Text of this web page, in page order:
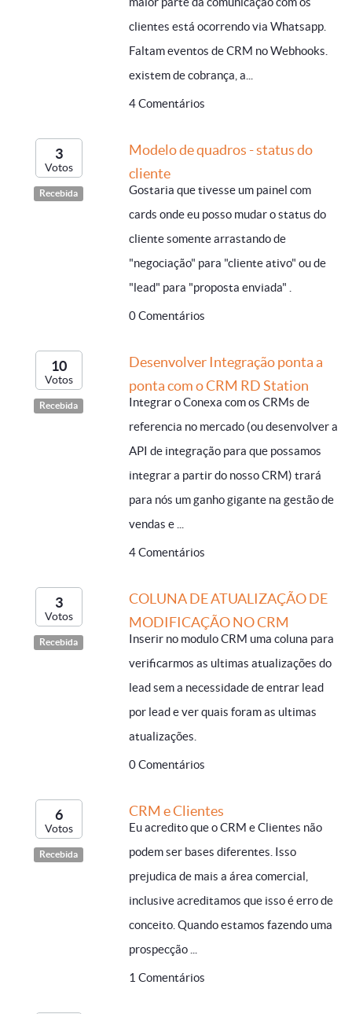
clientes está ocorrendo via Whatsapp.
Faltam eventos de CRM no Webhooks.
existem de cobrança, a...
4 Comentários
3
Votos
Recebida
Modelo de quadros - status do
cliente
Gostaria que tivesse um painel com
cards onde eu posso mudar o status do
cliente somente arrastando de
"negociação" para "cliente ativo" ou de
"lead" para "proposta enviada" .
0 Comentários
10
Votos
Recebida
Desenvolver Integração ponta a
ponta com o CRM RD Station
Integrar o Conexa com os CRMs de
referencia no mercado (ou desenvolver a
API de integração para que possamos
integrar a partir do nosso CRM) trará
para nós um ganho gigante na gestão de
vendas e ...
4 Comentários
3
Votos
Recebida
COLUNA DE ATUALIZAÇÃO DE
MODIFICAÇÃO NO CRM
Inserir no modulo CRM uma coluna para
verificarmos as ultimas atualizações do
lead sem a necessidade de entrar lead
por lead e ver quais foram as ultimas
atualizações.
0 Comentários
6
Votos
Recebida
CRM e Clientes
Eu acredito que o CRM e Clientes não
podem ser bases diferentes. Isso
prejudica de mais a área comercial,
inclusive acreditamos que isso é erro de
conceito. Quando estamos fazendo uma
prospecção ...
1 Comentários